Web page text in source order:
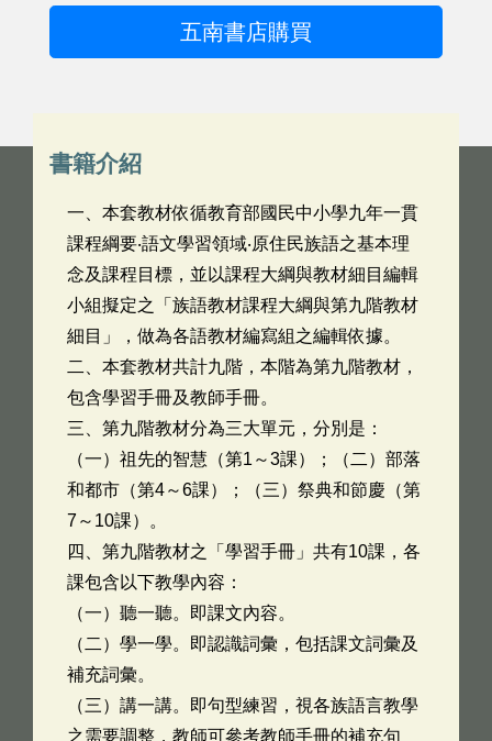
五南書店購買
書籍介紹
一、本套教材依循教育部國民中小學九年一貫
課程綱要‧語文學習領域‧原住民族語之基本理
念及課程目標，並以課程大綱與教材細目編輯
小組擬定之「族語教材課程大綱與第九階教材
細目」，做為各語教材編寫組之編輯依據。
二、本套教材共計九階，本階為第九階教材，
包含學習手冊及教師手冊。
三、第九階教材分為三大單元，分別是：
（一）祖先的智慧（第1～3課）；（二）部落
和都市（第4～6課）；（三）祭典和節慶（第
7～10課）。
四、第九階教材之「學習手冊」共有10課，各
課包含以下教學內容：
（一）聽一聽。即課文內容。
（二）學一學。即認識詞彙，包括課文詞彙及
補充詞彙。
（三）講一講。即句型練習，視各族語言教學
之需要調整，教師可參考教師手冊的補充句